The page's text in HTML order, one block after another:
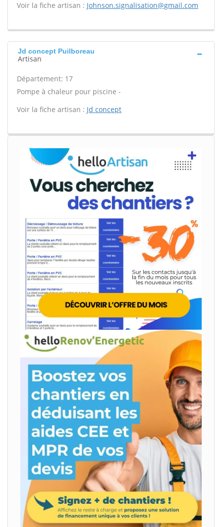
Voir la fiche artisan : Johnson.signalisation@gmail.com
Jd concept Puilboreau
Artisan
Département: 17
Pompe à chaleur pour piscine -
Voir la fiche artisan : Jd concept